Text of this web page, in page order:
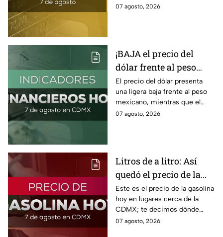
Street y de la BMV, así como el
07 agosto, 2026
¡BAJA el precio del
dólar frente al peso
hoy! Así quedó este
viernes 7 de agosto
2026
El precio del dólar presenta
una ligera baja frente al peso
mexicano, mientras que el
petróleo también presenta una
07 agosto, 2026
Litros de a litro: Así
quedó el precio de la
gasolina HOY
Este es el precio de la gasolina
hoy en lugares cerca de la
CDMX; te decimos dónde
encontrarla más barata este
07 agosto, 2026